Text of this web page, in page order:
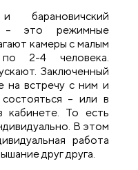
барановичский
– это режимные
камеры с малым
2-4 человека.
Заключенный
на встречу с ним и
– или в
кабинете. То есть
В этом
работа
друг друга.